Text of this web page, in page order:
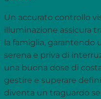
Un accurato controllo
illuminazione assicura
la famiglia, garantendo
serena e priva di
una buona dose di
gestire e superare
diventa un traguardo